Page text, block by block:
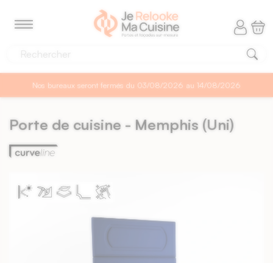
Nos bureaux seront fermés du 03/08/2026 au 14/08/2026
Porte de cuisine - Memphis (Uni)